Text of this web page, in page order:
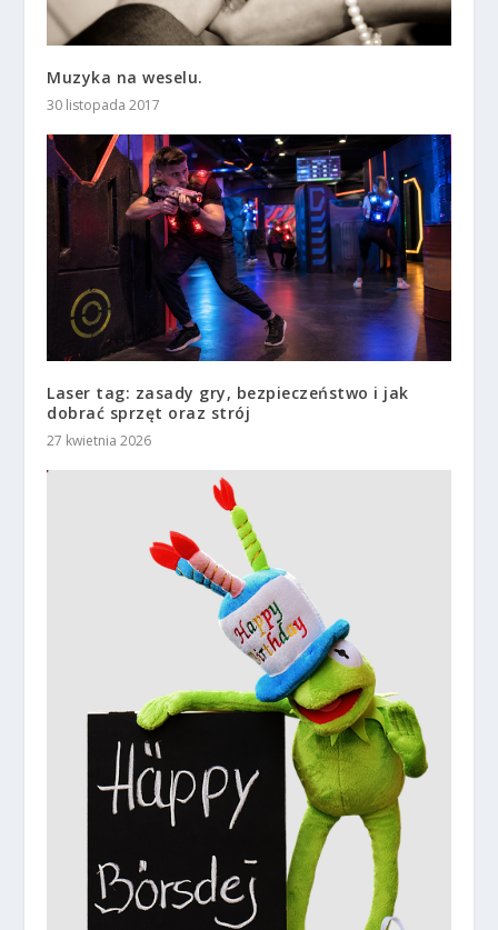
Muzyka na weselu.
30 listopada 2017
Laser tag: zasady gry, bezpieczeństwo i jak
dobrać sprzęt oraz strój
27 kwietnia 2026